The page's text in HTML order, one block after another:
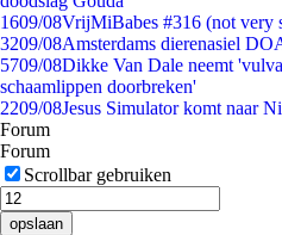
1609/08VrijMiBabes #316 (not very
3209/08Amsterdams dierenasiel
5709/08Dikke Van Dale neemt
schaamlippen doorbreken'
2209/08Jesus Simulator komt naar
Forum
Forum
Scrollbar gebruiken
opslaan